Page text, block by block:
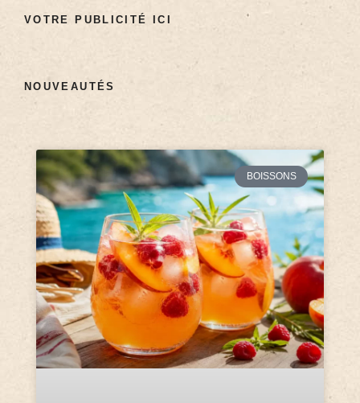
VOTRE PUBLICITÉ ICI
NOUVEAUTÉS
BOISSONS